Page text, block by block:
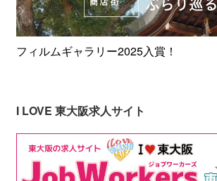
フィルムギャラリー2025入賞！
I LOVE 東大阪求人サイト